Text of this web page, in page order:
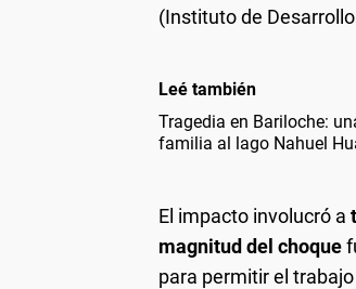
(Instituto de
Leé también
Tragedia en Bariloche:
familia al lago Nahuel
El impacto involucró a
magnitud del choque
para permitir el